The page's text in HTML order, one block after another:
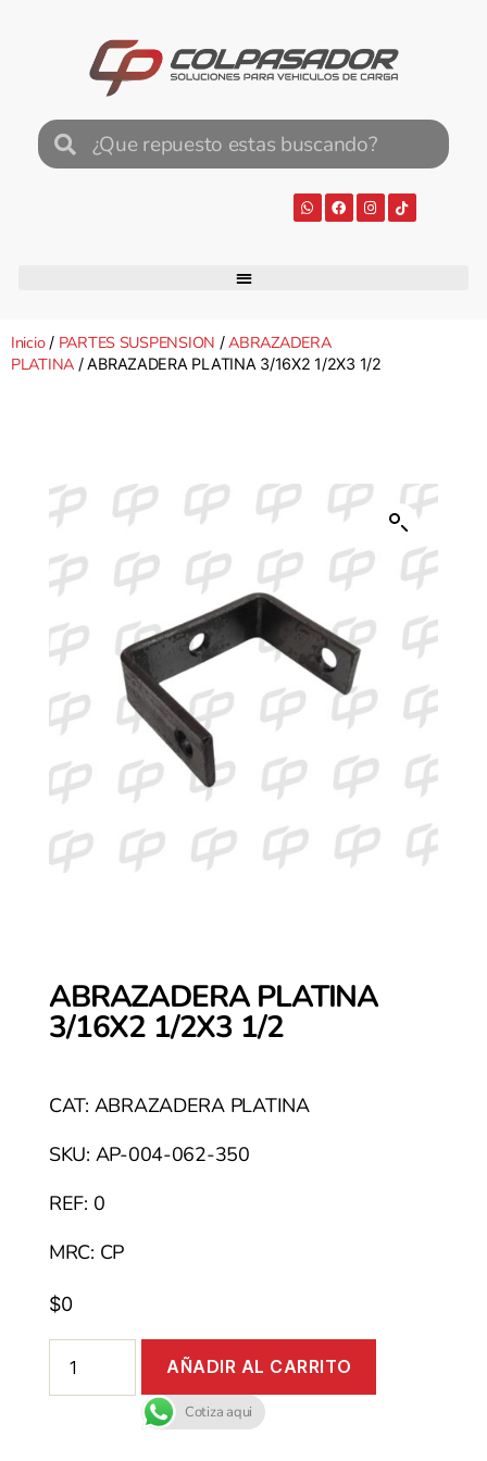
Inicio/ PARTES SUSPENSION /ABRAZADERA
PLATINA / ABRAZADERA PLATINA 3/16X2 1/2X3 1/2
ABRAZADERA PLATINA
3/16X2 1/2X3 1/2
CAT: ABRAZADERA PLATINA
SKU: AP-004-062-350
REF: 0
MRC: CP
$0
AÑADIR AL CARRITO
Cotiza aqui